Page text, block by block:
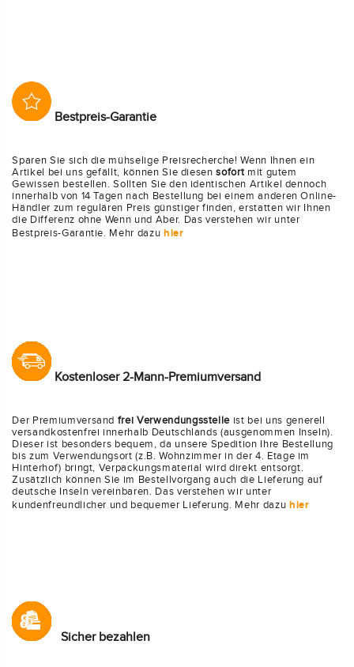
Bestpreis-Garantie
Sparen Sie sich die mühselige Preisrecherche! Wenn Ihnen ein
Artikel bei uns gefällt, können Sie diesensofortmit gutem
Gewissen bestellen. Sollten Sie den identischen Artikel dennoch
innerhalb von 14 Tagen nach Bestellung bei einem anderen Online-
Händler zum regulären Preis günstiger finden, erstatten wir Ihnen
die Differenz ohne Wenn und Aber. Das verstehen wir unter
Bestpreis-Garantie. Mehr dazu hier
Kostenloser 2-Mann-Premiumversand
Der Premiumversand frei Verwendungsstelle ist bei uns generell
versandkostenfrei innerhalb Deutschlands (ausgenommen Inseln).
Dieser ist besonders bequem, da unsere Spedition Ihre Bestellung
bis zum Verwendungsort (z.B. Wohnzimmer in der 4. Etage im
Hinterhof) bringt, Verpackungsmaterial wird direkt entsorgt.
Zusätzlich können Sie im Bestellvorgang auch die Lieferung auf
deutsche Inseln vereinbaren. Das verstehen wir unter
kundenfreundlicher und bequemer Lieferung. Mehr dazu hier
Sicher bezahlen